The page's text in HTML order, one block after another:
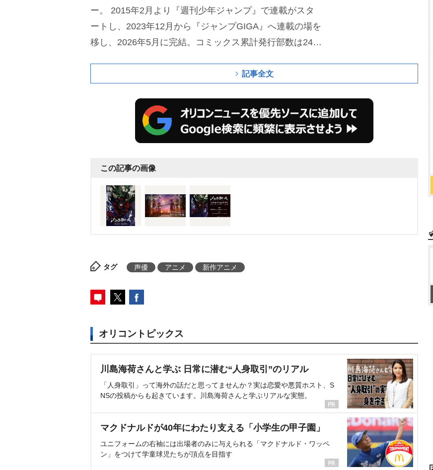
ー。
2015年2月より『週刊少年ジャンプ』で連載がスタ
ートし、2023年12月から『ジャンプGIGA』へ連載の場を
移し、2026年5月に完結。コミックス累計発行部数は245
21年に放送、2023年には映画化、舞台化もされた。
記事全文
この記事の画像
タグ 声優 アニメ 新作アニメ
オリコントピックス
川島海荷さんと学ぶ 日常に潜む“人身取引”のリアル
「人身取引」って海外の話だと思ってませんか？実は恋愛や悪質ホスト、S
NSの投稿からも起きています。川島海荷さんと学ぶリアルな実態。
マクドナルドが40年にわたり支える「小学生の甲子園」
ユニフォームの右袖には出場者のみに与えられる「マクドナルド・ワッペ
ン」をつけて学童球児たちが頂点を目指す